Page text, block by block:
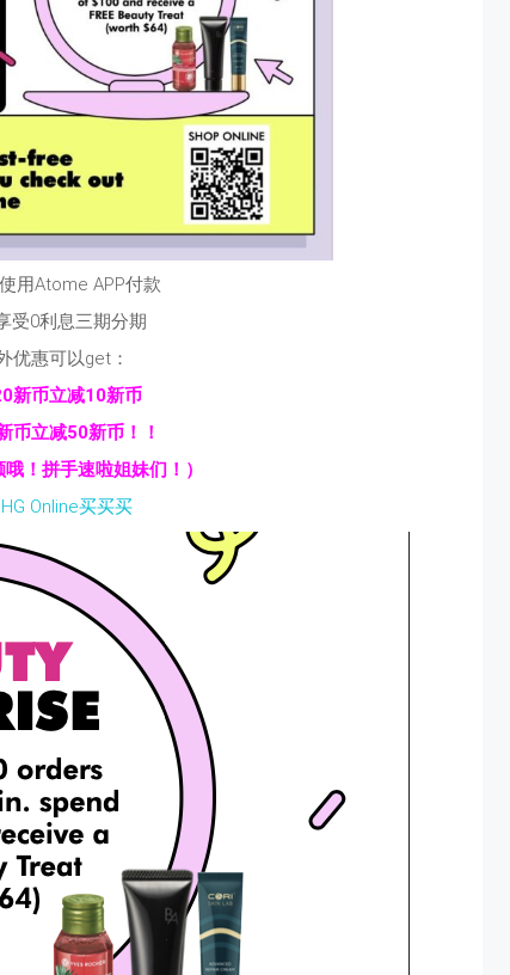
用Atome APP付款
受0利息三期分期
优惠可以get：
新币立减10新币
币立减50新币！！
！拼手速啦姐妹们！）
Online买买买